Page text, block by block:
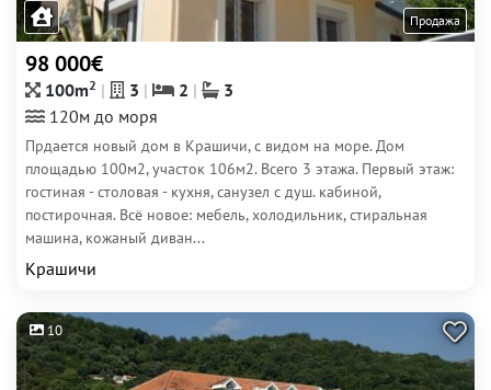
Продажа
98 000€
100m2 3 2
3
120м до моря
Прдается новый дом в Крашичи, с видом на море. Дом
площадью 100м2, участок 106м2. Всего 3 этажа. Первый этаж:
гостиная - столовая - кухня, санузел с душ. кабиной,
постирочная. Всё новое: мебель, холодильник, стиральная
машина, кожаный диван...
Крашичи
10